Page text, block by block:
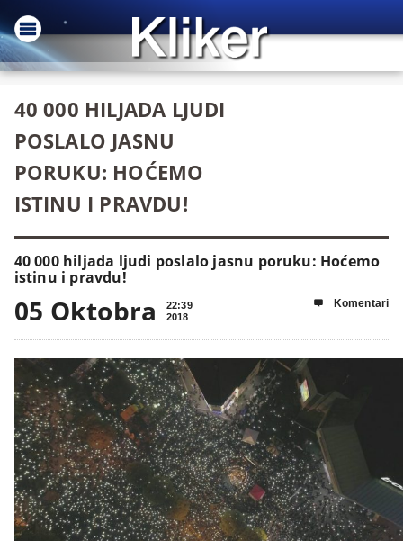
40 000 HILJADA LJUDI
POSLALO JASNU
PORUKU: HOĆEMO
ISTINU I PRAVDU!
40 000 hiljada ljudi poslalo jasnu poruku: Hoćemo
istinu i pravdu!
05 Oktobra
22:39
2018
 Komentari